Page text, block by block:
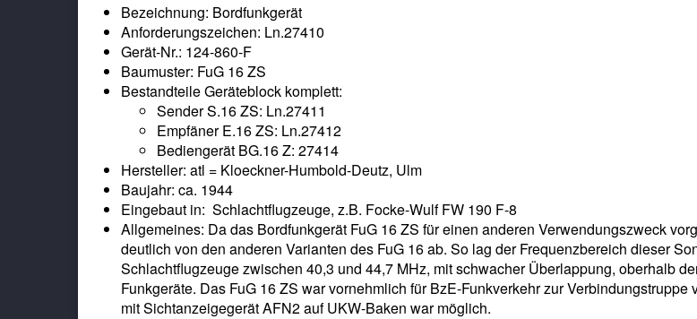
Bezeichnung: Bordfunkgerät
Anforderungszeichen: Ln.27410
Gerät-Nr.: 124-860-F
Baumuster: FuG 16 ZS
Bestandteile Geräteblock komplett:
Sender S.16 ZS: Ln.27411
Empfäner E.16 ZS: Ln.27412
Bediengerät BG.16 Z: 27414
Hersteller: atl = Kloeckner-Humbold-Deutz, Ulm
Baujahr: ca. 1944
Eingebaut in: Schlachtflugzeuge, z.B. Focke-Wulf FW 190 F-8
Allgemeines: Da das Bordfunkgerät FuG 16 ZS für einen anderen Verwendungszweck
deutlich von den anderen Varianten des FuG 16 ab. So lag der Frequenzbereich dieser
Schlachtflugzeuge zwischen 40,3 und 44,7 MHz, mit schwacher Überlappung, oberhalb
Funkgeräte. Das FuG 16 ZS war vornehmlich für BzE-Funkverkehr zur Verbindungstruppe
mit Sichtanzeigegerät AFN2 auf UKW-Baken war möglich.